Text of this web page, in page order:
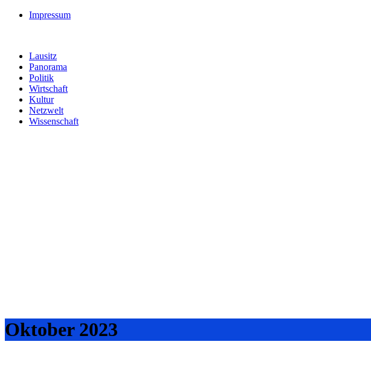
Impressum
Lausitz
Panorama
Politik
Wirtschaft
Kultur
Netzwelt
Wissenschaft
Oktober 2023